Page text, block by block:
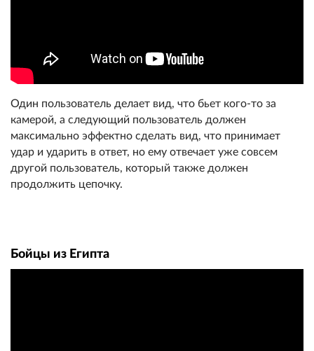
Один пользователь делает вид, что бьет кого-то за
камерой, а следующий пользователь должен
максимально эффектно сделать вид, что принимает
удар и ударить в ответ, но ему отвечает уже совсем
другой пользователь, который также должен
продолжить цепочку.
Бойцы из Египта